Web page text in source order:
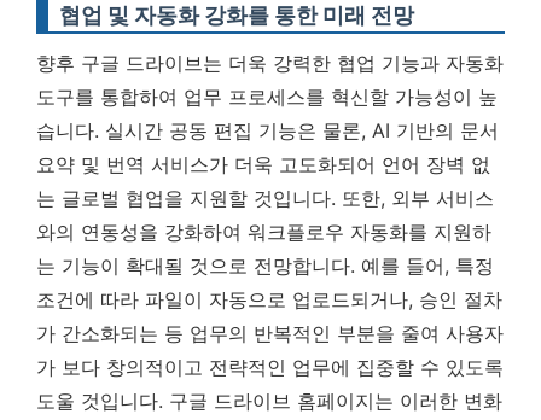
협업 및 자동화 강화를 통한 미래 전망
향후 구글 드라이브는 더욱 강력한 협업 기능과 자동화
도구를 통합하여 업무 프로세스를 혁신할 가능성이 높
습니다. 실시간 공동 편집 기능은 물론, AI 기반의 문서
요약 및 번역 서비스가 더욱 고도화되어 언어 장벽 없
는 글로벌 협업을 지원할 것입니다. 또한, 외부 서비스
와의 연동성을 강화하여 워크플로우 자동화를 지원하
는 기능이 확대될 것으로 전망합니다. 예를 들어, 특정
조건에 따라 파일이 자동으로 업로드되거나, 승인 절차
가 간소화되는 등 업무의 반복적인 부분을 줄여 사용자
가 보다 창의적이고 전략적인 업무에 집중할 수 있도록
도울 것입니다. 구글 드라이브 홈페이지는 이러한 변화